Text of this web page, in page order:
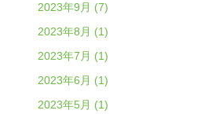
2023年9月 (7)
2023年8月 (1)
2023年7月 (1)
2023年6月 (1)
2023年5月 (1)